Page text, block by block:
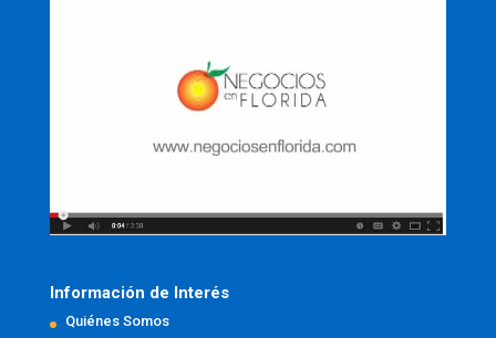
Información de Interés
Quiénes Somos